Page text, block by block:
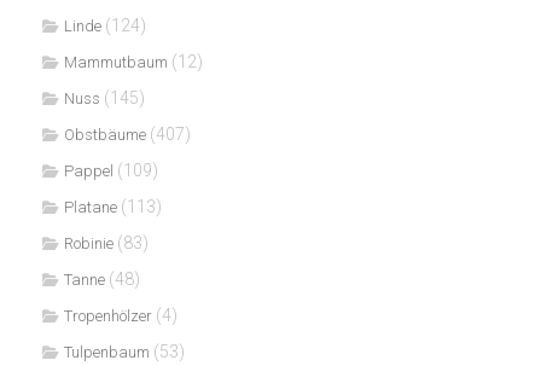
Linde (124)
Mammutbaum (12)
Nuss (145)
Obstbäume (407)
Pappel (109)
Platane (113)
Robinie (83)
Tanne (48)
Tropenhölzer (4)
Tulpenbaum (53)